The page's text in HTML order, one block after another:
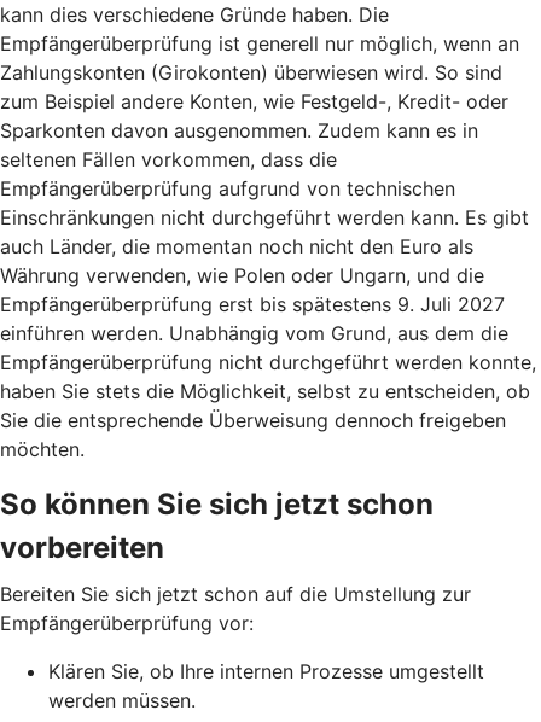
kann dies verschiedene Gründe haben. Die
Empfängerüberprüfung ist generell nur möglich, wenn an
Zahlungskonten (Girokonten) überwiesen wird. So sind
zum Beispiel andere Konten, wie Festgeld-, Kredit- oder
Sparkonten davon ausgenommen. Zudem kann es in
seltenen Fällen vorkommen, dass die
Empfängerüberprüfung aufgrund von technischen
Einschränkungen nicht durchgeführt werden kann. Es gibt
auch Länder, die momentan noch nicht den Euro als
Währung verwenden, wie Polen oder Ungarn, und die
Empfängerüberprüfung erst bis spätestens 9. Juli 2027
einführen werden. Unabhängig vom Grund, aus dem die
Empfängerüberprüfung nicht durchgeführt werden konnte,
haben Sie stets die Möglichkeit, selbst zu entscheiden, ob
Sie die entsprechende Überweisung dennoch freigeben
möchten.
So können Sie sich jetzt schon
vorbereiten
Bereiten Sie sich jetzt schon auf die Umstellung zur
Empfängerüberprüfung vor:
Klären Sie, ob Ihre internen Prozesse umgestellt
werden müssen.